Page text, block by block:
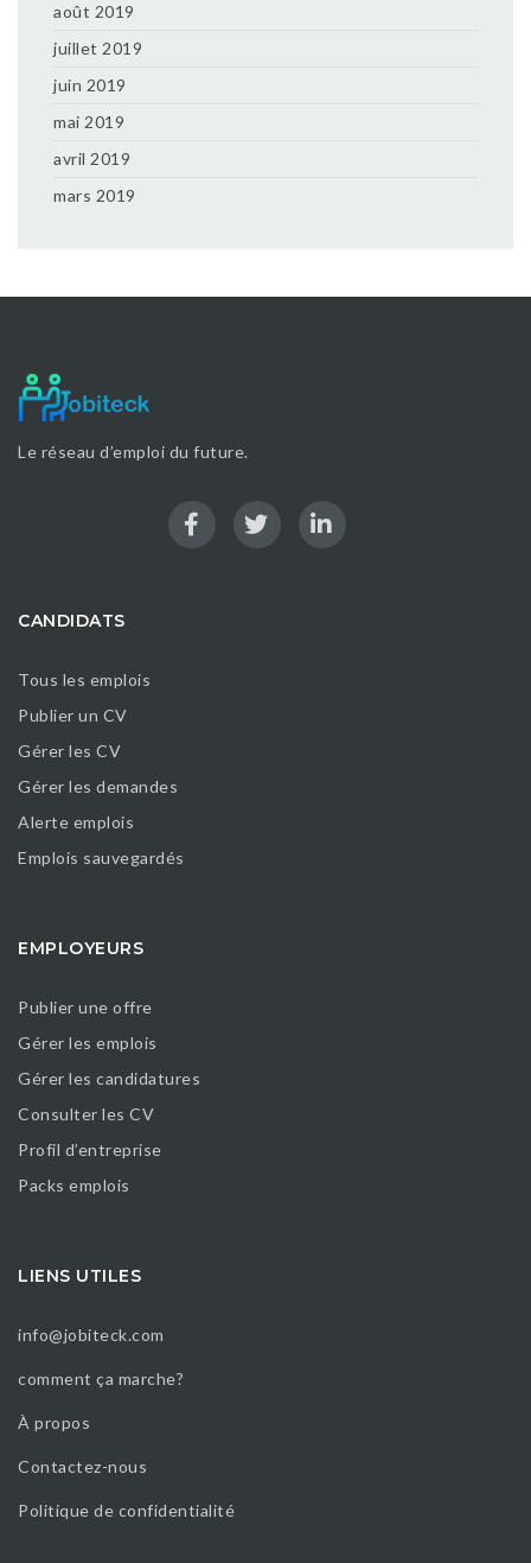
août 2019
juillet 2019
juin 2019
mai 2019
avril 2019
mars 2019
Le réseau d’emploi du future.
CANDIDATS
Tous les emplois
Publier un CV
Gérer les CV
Gérer les demandes
Alerte emplois
Emplois sauvegardés
EMPLOYEURS
Publier une offre
Gérer les emplois
Gérer les candidatures
Consulter les CV
Profil d’entreprise
Packs emplois
LIENS UTILES
info@jobiteck.com
comment ça marche?
À propos
Contactez-nous
Politique de confidentialité